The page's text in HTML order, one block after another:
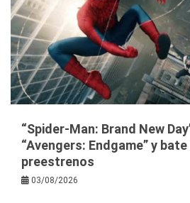
“Spider-Man: Brand New
“Avengers: Endgame” y
preestrenos
03/08/2026